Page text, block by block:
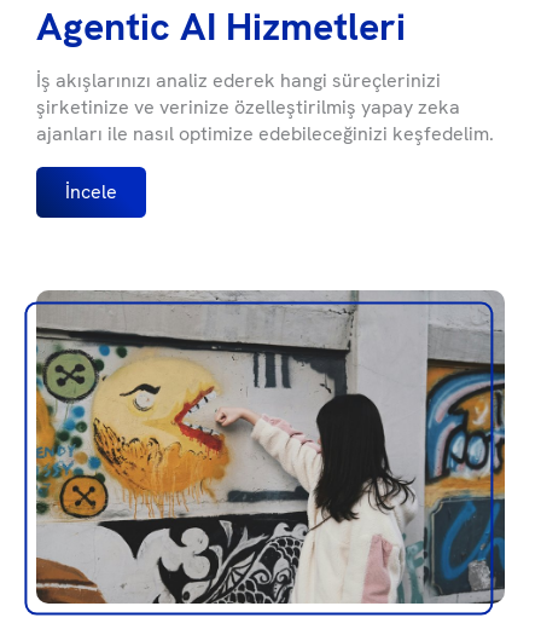
Agentic AI Hizmetleri
İş akışlarınızı analiz ederek hangi süreçlerinizi
şirketinize ve verinize özelleştirilmiş yapay zeka
ajanları ile nasıl optimize edebileceğinizi keşfedelim.
İncele